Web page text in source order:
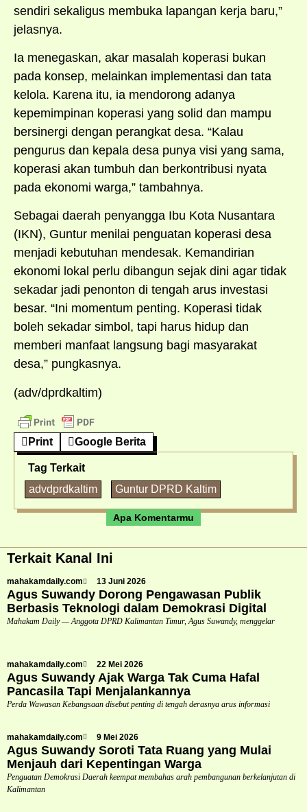
sendiri sekaligus membuka lapangan kerja baru,”
jelasnya.
Ia menegaskan, akar masalah koperasi bukan
pada konsep, melainkan implementasi dan tata
kelola. Karena itu, ia mendorong adanya
kepemimpinan koperasi yang solid dan mampu
bersinergi dengan perangkat desa. “Kalau
pengurus dan kepala desa punya visi yang sama,
koperasi akan tumbuh dan berkontribusi nyata
pada ekonomi warga,” tambahnya.
Sebagai daerah penyangga Ibu Kota Nusantara
(IKN), Guntur menilai penguatan koperasi desa
menjadi kebutuhan mendesak. Kemandirian
ekonomi lokal perlu dibangun sejak dini agar tidak
sekadar jadi penonton di tengah arus investasi
besar. “Ini momentum penting. Koperasi tidak
boleh sekadar simbol, tapi harus hidup dan
memberi manfaat langsung bagi masyarakat
desa,” pungkasnya.
(adv/dprdkaltim)
Print Google Berita
Tag Terkait
advdprdkaltim
Guntur DPRD Kaltim
Apa Komentarmu
Terkait Kanal Ini
mahakamdaily.com 13 Juni 2026
Agus Suwandy Dorong Pengawasan Publik
Berbasis Teknologi dalam Demokrasi Digital
Mahakam Daily — Anggota DPRD Kalimantan Timur, Agus Suwandy, menggelar
mahakamdaily.com 22 Mei 2026
Agus Suwandy Ajak Warga Tak Cuma Hafal
Pancasila Tapi Menjalankannya
Perda Wawasan Kebangsaan disebut penting di tengah derasnya arus informasi
mahakamdaily.com 9 Mei 2026
Agus Suwandy Soroti Tata Ruang yang Mulai
Menjauh dari Kepentingan Warga
Penguatan Demokrasi Daerah keempat membahas arah pembangunan berkelanjutan di
Kalimantan